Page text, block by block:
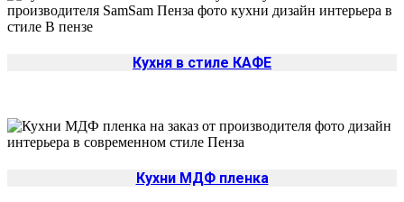
Кухня в стиле КАФЕ
Кухни МДФ пленка